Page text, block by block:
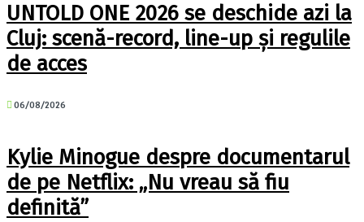
UNTOLD ONE 2026 se deschide azi la
Cluj: scenă-record, line-up și regulile
de acces
06/08/2026
Kylie Minogue despre documentarul
de pe Netflix: „Nu vreau să fiu
definită”